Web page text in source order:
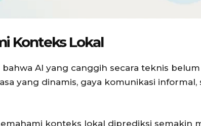
Konteks Lokal
AI yang canggih secara teknis
yang dinamis, gaya komunikasi
konteks lokal diprediksi semakin